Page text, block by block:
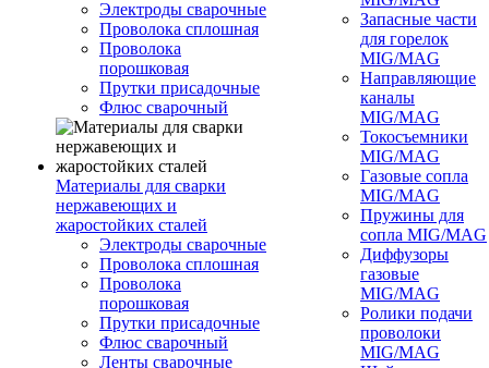
Электроды сварочные
Проволока сплошная
Проволока
порошковая
Прутки присадочные
Флюс сварочный
Материалы для сварки
нержавеющих и
жаростойких сталей
Электроды сварочные
Проволока сплошная
Проволока
порошковая
Прутки присадочные
Флюс сварочный
Ленты сварочные
Запасные части
для горелок
MIG/MAG
Направляющие
каналы
MIG/MAG
Токосъемники
MIG/MAG
Газовые сопла
MIG/MAG
Пружины для
сопла MIG/MAG
Диффузоры
газовые
MIG/MAG
Ролики подачи
проволоки
MIG/MAG